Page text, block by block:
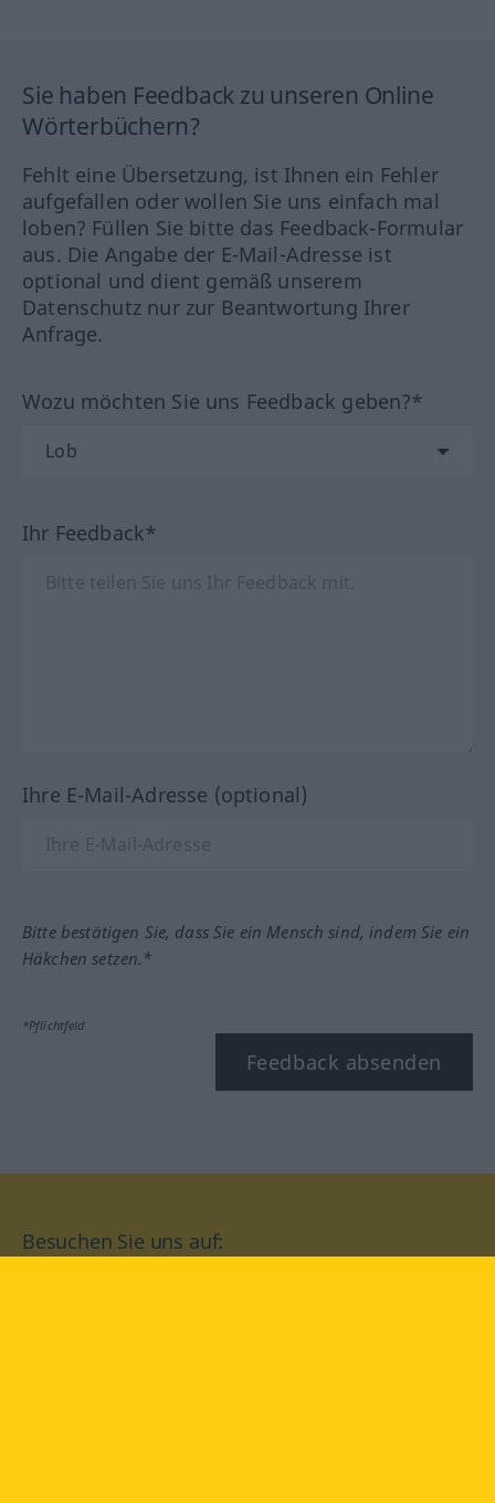
Sie haben Feedback zu unseren Online
Wörterbüchern?
Fehlt eine Übersetzung, ist Ihnen ein Fehler
aufgefallen oder wollen Sie uns einfach mal
loben? Füllen Sie bitte das Feedback-Formular
aus. Die Angabe der E-Mail-Adresse ist
optional und dient gemäß unserem
Datenschutz nur zur Beantwortung Ihrer
Anfrage.
Wozu möchten Sie uns Feedback geben?*
Ihr Feedback*
Ihre E-Mail-Adresse (optional)
Bitte bestätigen Sie, dass Sie ein Mensch sind, indem Sie ein
Häkchen setzen.*
*Pflichtfeld
Feedback absenden
Besuchen Sie uns auf: